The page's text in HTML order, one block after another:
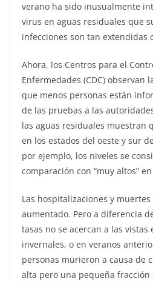
verano ha sido inusualmente
virus en aguas residuales que
infecciones son tan extendidas
Ahora, los Centros para el
Enfermedades (CDC) observan
que menos personas están
de las pruebas a las
las aguas residuales muestran
en los estados del oeste y sur
por ejemplo, los niveles se
comparación con “muy altos”
Las hospitalizaciones y
aumentado. Pero a diferencia
tasas no se acercan a las vistas
invernales, o en veranos
personas murieron a causa de
alta pero una pequeña fracción